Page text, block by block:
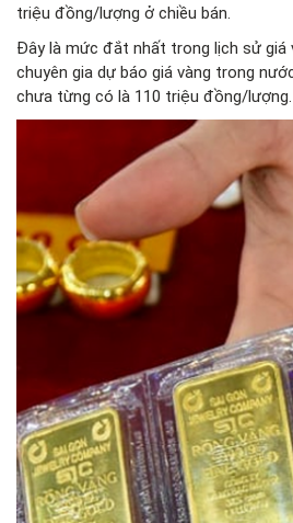
triệu đồng/lượng ở chiều bán.
Đây là mức đắt nhất trong lịch sử giá
chuyên gia dự báo giá vàng trong
chưa từng có là 110 triệu đồng/lượng.